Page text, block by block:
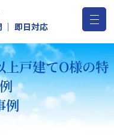
｜ 即日対応
戸建てO様の特
例